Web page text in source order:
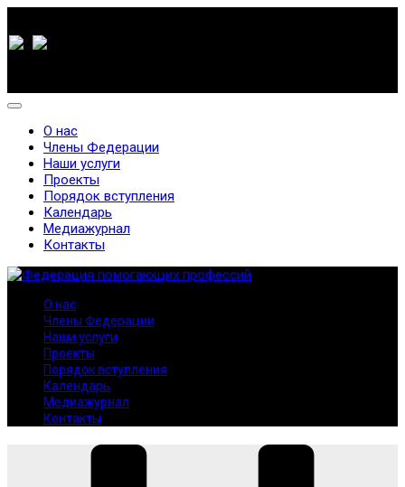
О нас
Члены Федерации
Наши услуги
Проекты
Порядок вступления
Календарь
Медиажурнал
Контакты
О нас
Члены Федерации
Наши услуги
Проекты
Порядок вступления
Календарь
Медиажурнал
Контакты